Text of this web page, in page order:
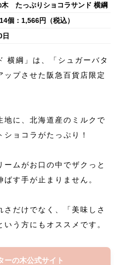
木 たっぷりショコラサンド 横綱
個：1,566円（税込）
横綱」は、「シュガーバタ
ップさせた阪急百貨店限定
地に、北海道産のミルクで
ョコラがたっぷり！
ームがお口の中でザクっと
す手が止まりません。
だけでなく、「美味しさ
う方にもオススメです。
ーの木公式サイト